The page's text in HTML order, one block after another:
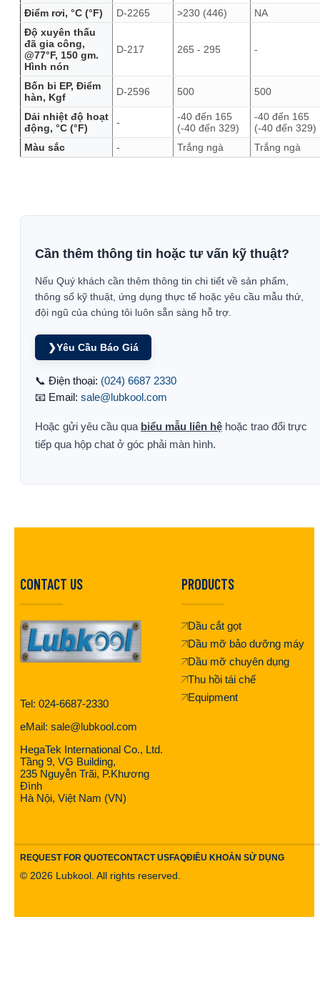
Điểm rơi, °C (°F) D-2265 >230 (446)
NA
Độ xuyên thấu
đã gia công,
@77°F, 150 gm.
Hình nón
D-217 265 - 295 -
Bốn bi EP, Điểm
hàn, Kgf
D-2596 500 500
Dải nhiệt độ hoạt
động, °C (°F)
-
-40 đến 165
(-40 đến 329)
-40 đến 165
(-40 đến 329)
Màu sắc
- Trắng ngà Trắng ngà
Cần thêm thông tin hoặc tư vấn kỹ thuật?
Nếu Quý khách cần thêm thông tin chi tiết về sản phẩm,
thông số kỹ thuật, ứng dụng thực tế hoặc yêu cầu mẫu thử,
đội ngũ của chúng tôi luôn sẵn sàng hỗ trợ.
❯Yêu Cầu Báo Giá
📞 Điện thoại: (024) 6687 2330
📧 Email: sale@lubkool.com
Hoặc gửi yêu cầu qua biểu mẫu liên hệ hoặc trao đổi trực
tiếp qua hộp chat ở góc phải màn hình.
CONTACT US
Tel: 024-6687-2330
eMail: sale@lubkool.com
HegaTek International Co., Ltd.
Tầng 9, VG Building,
235 Nguyễn Trãi, P.Khương
Đình
Hà Nội, Việt Nam (VN)
PRODUCTS
Dầu cắt gọt
Dầu mỡ bảo dưỡng máy
Dầu mỡ chuyên dụng
Thu hồi tái chế
Equipment
REQUEST FOR QUOTECONTACT USFAQĐIỀU KHOẢN SỬ DỤNG
© 2026 Lubkool. All rights reserved.